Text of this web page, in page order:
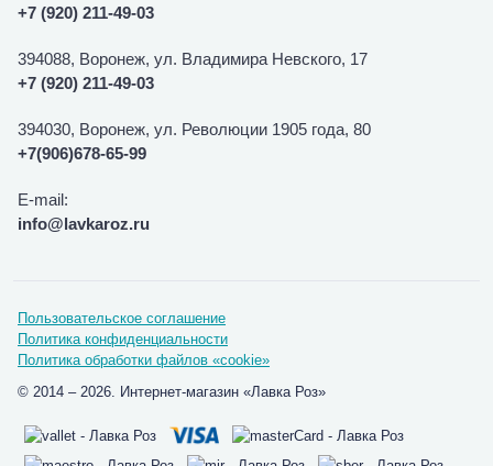
+7 (920) 211-49-03
394088, Воронеж, ул. Владимира Невского, 17
+7 (920) 211-49-03
394030, Воронеж, ул. Революции 1905 года, 80
+7(906)678-65-99
E-mail:
info@lavkaroz.ru
Пользовательское соглашение
Политика конфиденциальности
Политика обработки файлов «cookie»
© 2014 – 2026. Интернет-магазин «Лавка Роз»